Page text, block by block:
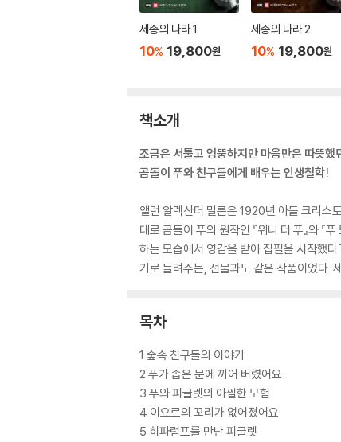
세종의 나라 1
10% 19,800원
세종의 나라 2
10% 19,800원
책소개
조금은 서툴고 엉뚱하지만 마음만은 따뜻했
곰돌이 푸와 친구들에게 배우는 인생철학!
앨런 알렉산더 밀른은 1920년 아들 크리스
대로 곰돌이 푸의 원작인 『위니 더 푸』와
하는 모습에서 영감을 받아 집필을 시작했
기로 들려주는, 선물과도 같은 작품이었다.
목차
1 숲속 친구들의 이야기
2 푸가 좁은 문에 끼어 버렸어요
3 푸와 피글렛의 아찔한 모험
4 이요르의 꼬리가 없어졌어요
5 히파럼프를 만난 피글렛